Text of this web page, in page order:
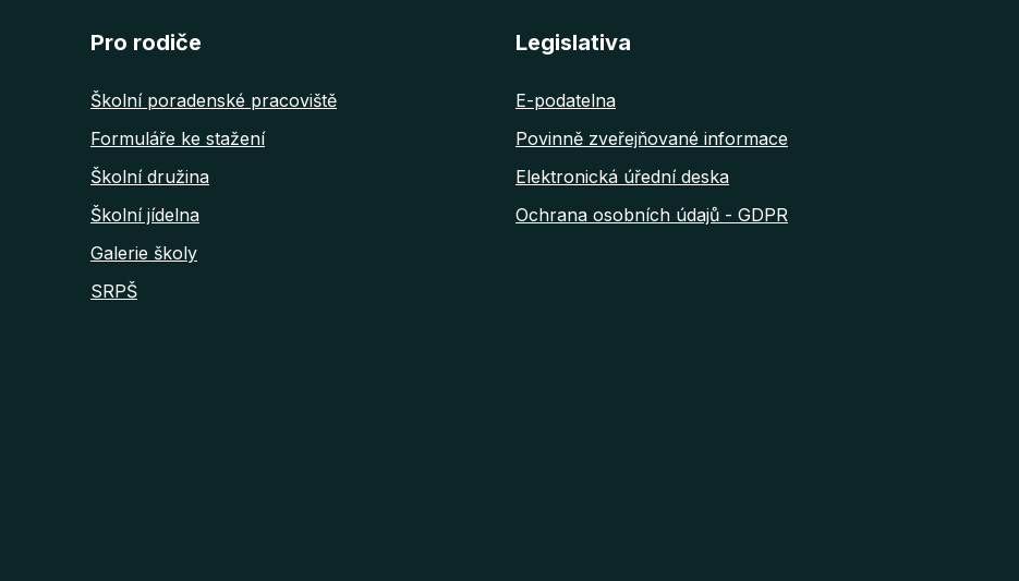
Pro rodiče
Školní poradenské pracoviště
Formuláře ke stažení
Školní družina
Školní jídelna
Galerie školy
SRPŠ
Legislativa
E-podatelna
Povinně zveřejňované informace
Elektronická úřední deska
Ochrana osobních údajů - GDPR